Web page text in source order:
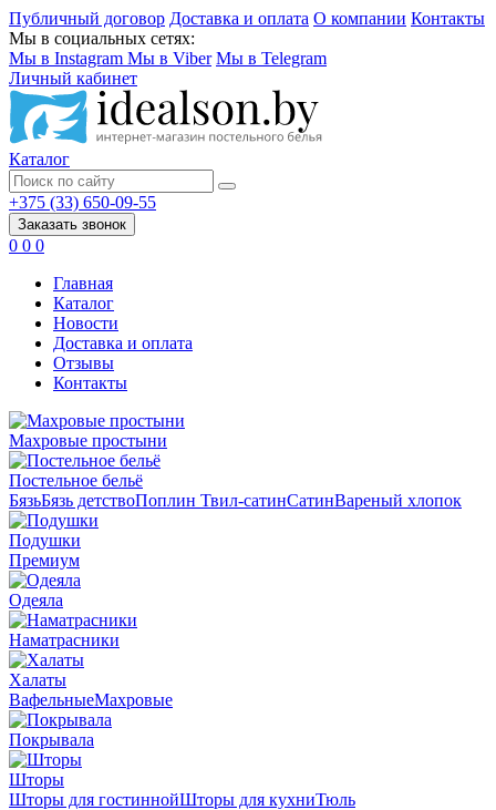
Публичный договор Доставка и оплата О компании Контакты
Мы в социальных сетях:
Мы в Instagram Мы в Viber Мы в Telegram
Личный кабинет
Каталог
+375 (33) 650-09-55
Заказать звонок
0 0 0
Главная
Каталог
Новости
Доставка и оплата
Отзывы
Контакты
Махровые простыни
Постельное бельё
БязьБязь детствоПоплин Твил-сатинСатинВареный хлопок
Подушки
Премиум
Одеяла
Наматрасники
Халаты
ВафельныеМахровые
Покрывала
Шторы
Шторы для гостиннойШторы для кухниТюль